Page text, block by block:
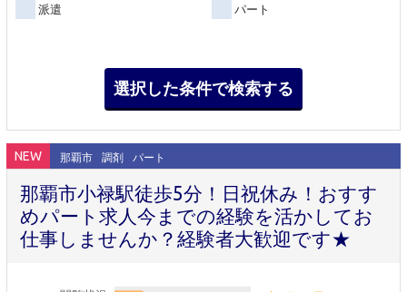
派遣 パート
NEW 那覇市 調剤 パート
那覇市小禄駅徒歩5分！日祝休み！おすす
めパート求人今までの経験を活かしてお
仕事しませんか？経験者大歓迎です★